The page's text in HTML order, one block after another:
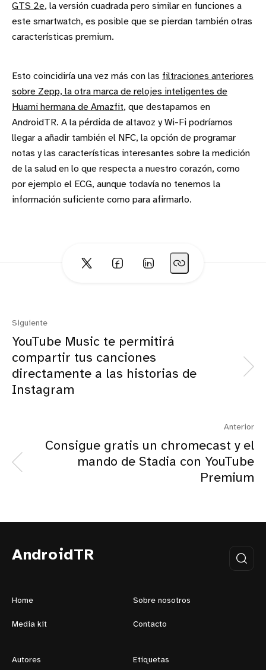
GTS 2e, la versión cuadrada pero similar en funciones a
este smartwatch, es posible que se pierdan también otras
características premium.
Esto coincidiría una vez más con las filtraciones anteriores
sobre Zepp, la otra marca de relojes inteligentes de
Huami hermana de Amazfit, que destapamos en
AndroidTR. A la pérdida de altavoz y Wi-Fi podríamos
llegar a añadir también el NFC, la opción de programar
notas y las características interesantes sobre la medición
de la salud en lo que respecta a nuestro corazón, como
por ejemplo el ECG, aunque todavía no tenemos la
información suficiente como para afirmarlo.
Siguiente
YouTube Music te permitirá
compartir tus canciones
directamente a las historias de
Instagram
Anterior
Consigue gratis un chromecast y el
mando de Stadia con YouTube
Premium
AndroidTR
Home Sobre nosotros
Media kit Contacto
Autores Etiquetas